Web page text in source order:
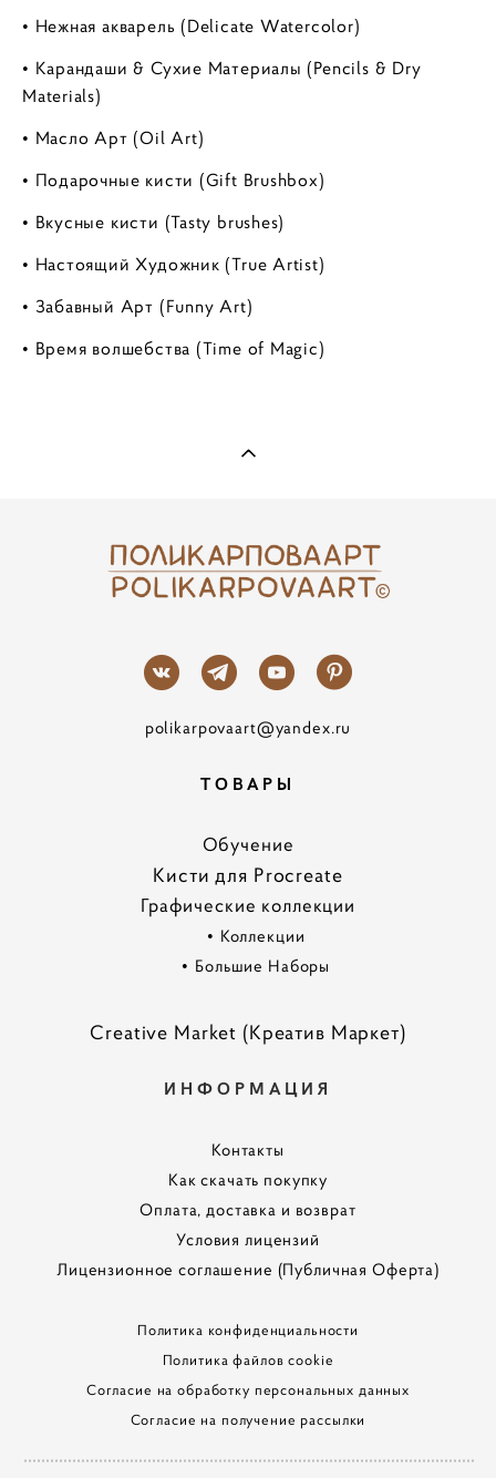
• Нежная акварель (Delicate Watercolor)
• Карандаши & Сухие Материалы (Pencils & Dry
Materials)
• Масло Арт (Oil Art)
• Подарочные кисти (Gift Brushbox)
• Вкусные кисти (Tasty brushes)
• Настоящий Художник (True Artist)
• Забавный Арт (Funny Art)
• Время волшебства (Time of Magic)
polikarpovaart@yandex.ru
ТОВАРЫ
Обучение
Кисти для Procreate
Графические коллекции
• Коллекции
• Большие Наборы
Creative Market (Креатив Маркет)
ИНФОРМАЦИЯ
Контакты
Как скачать покупку
Оплата, доставка и возврат
Условия лицензий
Лицензионное соглашение (Публичная Оферта)
Политика конфиденциальности
Политика файлов cookie
Согласие на обработку персональных данных
Согласие на получение рассылки